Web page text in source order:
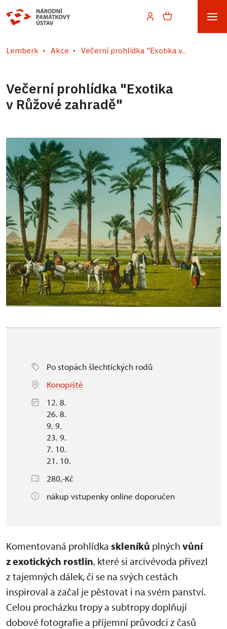
Lemberk Akce Večerní prohlídka "Exotika v...
Večerní prohlídka "Exotika
v Růžové zahradě"
Po stopách šlechtických rodů
Konopiště
12. 8.
26. 8.
9. 9.
23. 9.
7. 10.
21. 10.
280,-Kč
nákup vstupenky online doporučen
Komentovaná prohlídka skleníků plných vůní
z exotických rostlin, které si arcivévoda přivezl
z tajemných dálek, či se na svých cestách
inspiroval a začal je pěstovat i na svém panství.
Celou procházku tropy a subtropy doplňují
dobové fotografie a příjemní průvodci z časů